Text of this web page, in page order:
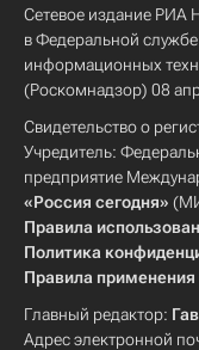
Сетевое издание РИА
в Федеральной
информационных
(Роскомнадзор) 08
Свидетельство о
Учредитель:
предприятие
«Россия сегодня»
Правила
Политика
Правила применения
Главный редактор:
Адрес электронной